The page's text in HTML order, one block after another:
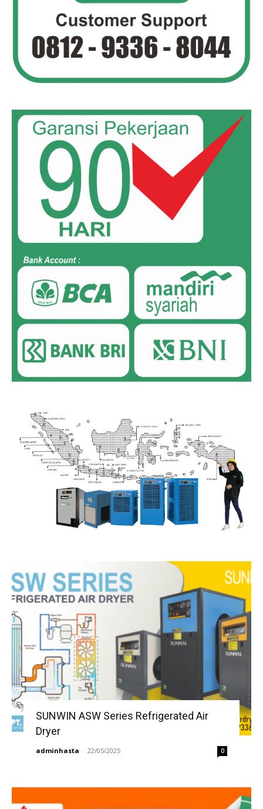
SUNWIN ASW Series Refrigerated Air
Dryer
adminhasta - 22/05/2025 0